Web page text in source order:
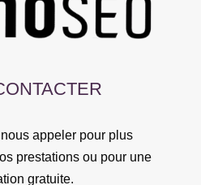
appeler pour plus
prestations ou pour une
gratuite.